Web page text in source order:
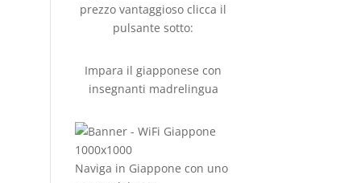
prezzo vantaggioso clicca il
pulsante sotto:
Impara il giapponese con
insegnanti madrelingua
Naviga in Giappone con uno